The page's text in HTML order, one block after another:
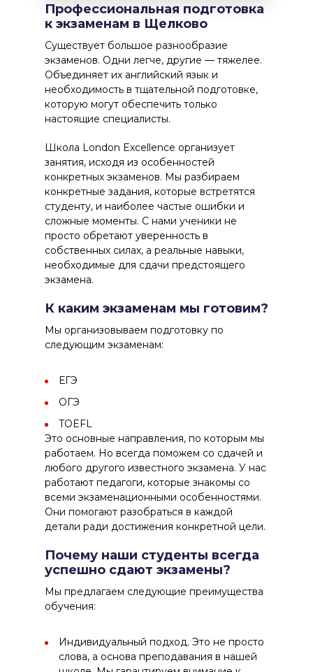
Профессиональная подготовка
к экзаменам в Щелково
Существует большое разнообразие
экзаменов. Одни легче, другие — тяжелее.
Объединяет их английский язык и
необходимость в тщательной подготовке,
которую могут обеспечить только
настоящие специалисты.
Школа London Excellence организует
занятия, исходя из особенностей
конкретных экзаменов. Мы разбираем
конкретные задания, которые встретятся
студенту, и наиболее частые ошибки и
сложные моменты. С нами ученики не
просто обретают уверенность в
собственных силах, а реальные навыки,
необходимые для сдачи предстоящего
экзамена.
К каким экзаменам мы готовим?
Мы организовываем подготовку по
следующим экзаменам:
ЕГЭ
ОГЭ
TOEFL
Это основные направления, по которым мы
работаем. Но всегда поможем со сдачей и
любого другого известного экзамена. У нас
работают педагоги, которые знакомы со
всеми экзаменационными особенностями.
Они помогают разобраться в каждой
детали ради достижения конкретной цели.
Почему наши студенты всегда
успешно сдают экзамены?
Мы предлагаем следующие преимущества
обучения:
Индивидуальный подход. Это не просто
слова, а основа преподавания в нашей